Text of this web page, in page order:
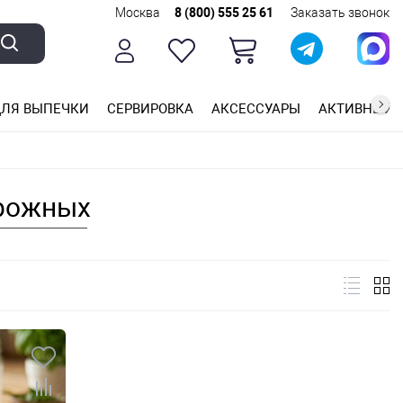
Москва 8 (800) 555 25 61 Заказать звонок
ВЫПЕЧКИ СЕРВИРОВКА АКСЕССУАРЫ АКТИВНЫЙ